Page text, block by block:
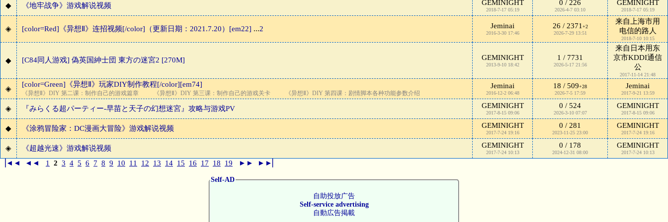
◆ 《地牢战争》游戏解说视频 GEMINIGHT
2018-7-17 05:19
0 / 226
2026-4-7 03:10
GEMINIGHT
2018-7-17 05:19
◈ [color=Red]《异想Ⅱ》连招视频[/color]（更新日期：2021.7.20）[em22] ...2 Jeminai
2016-3-30 17:46
26 / 2371 +2
2026-7-29 13:51
来自上海市用
电信的路人
2018-7-10 10:15
◆ [C84同人游戏] 偽英国紳士団 東方の迷宮2 [270M] GEMINIGHT
2013-9-10 18:42
1 / 7731
2026-5-17 21:56
来自日本用东
京市KDDI通信
公
2017-11-14 21:48
◈
[color=Green]《异想Ⅱ》玩家DIY制作教程[/color][em74]
《异想Ⅱ》DIY 第二课：制作自己的游戏篇章 《异想Ⅱ》DIY 第三课：制作自己的游戏关卡 《异想Ⅱ》DIY 第四课：剧情脚本各种功能参数介绍
Jeminai
2016-12-2 06:48
18 / 509+28
2026-7-5 17:59
Jeminai
2017-9-21 13:59
◈ 『みらくる超パーティー-早苗と天子の幻想迷宮』攻略与游戏PV GEMINIGHT
2017-8-15 09:06
0 / 524
2026-3-10 07:07
GEMINIGHT
2017-8-15 09:06
◆ 《涂鸦冒险家：DC漫画大冒险》游戏解说视频 GEMINIGHT
2017-7-24 19:16
0 / 281
2023-11-25 23:00
GEMINIGHT
2017-7-24 19:16
◈ 《超越光速》游戏解说视频 GEMINIGHT
2017-7-24 10:13
0 / 178
2024-12-31 08:00
GEMINIGHT
2017-7-24 10:13
▕◄◄ ◄◄ 1 2 3 4 5 6 7 8 9 10 11 12 13 14 15 16 17 18 19 ►► ►►▏
Self-AD
自助投放广告
Self-service advertising
自動広告掲載